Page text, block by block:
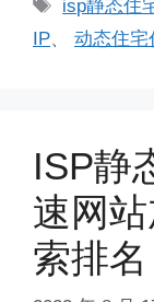
签
isp静态住
IP、 动态住宅
ISP静
速网
索排名